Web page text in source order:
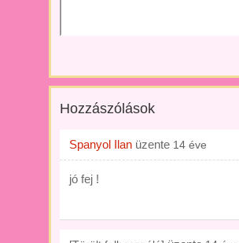
Hozzászólások
Spanyol Ilan üzente 14 éve
jó fej !